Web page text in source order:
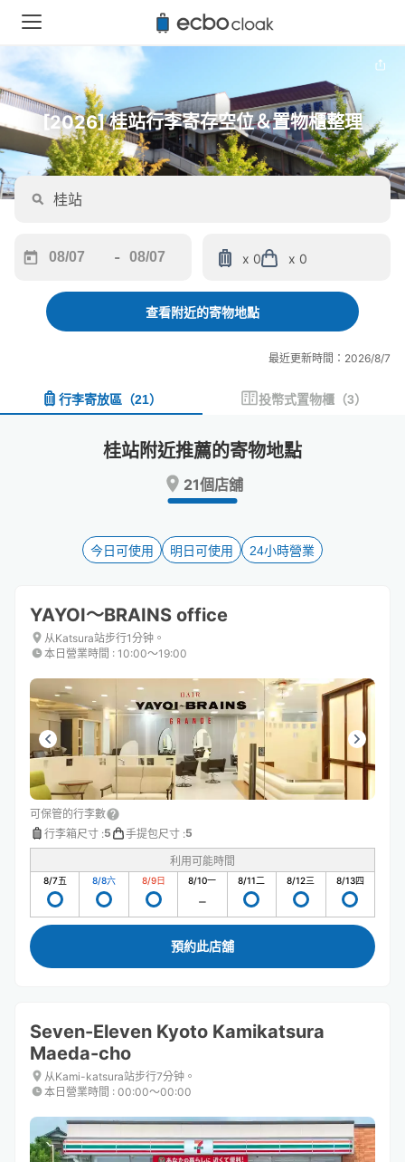
[2026] 桂站行李寄存空位＆置物櫃整理
forward
interact
and
keyboard
shortcuts
for
changing
dates.
-
backward
interact
and
a
date.
key
to
keyboard
shortcuts
for
changing
dates.
x 0 x 0
查看附近的寄物地點
最近更新時間：2026/8/7
行李寄放區 （21） 投幣式置物櫃 （3）
桂站附近推薦的寄物地點
21個店舖
今日可使用 明日可使用 24小時營業
YAYOI～BRAINS office
从Katsura站步行1分钟。
本日營業時間 : 10:00〜19:00
可保管的行李數
行李箱尺寸 :5 手提包尺寸 :5
利用可能時間
8/7五 8/8六 8/9日 8/10一 8/11二 8/12三 8/13四
預約此店舖
Seven-Eleven Kyoto Kamikatsura
Maeda-cho
从Kami-katsura站步行7分钟。
本日營業時間 : 00:00〜00:00